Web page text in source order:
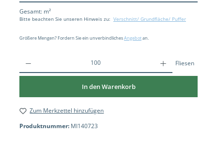
Gesamt: m²
Bitte beachten Sie unseren Hinweis zu: Verschnitt/ Grundfläche/ Puffer
Größere Mengen? Fordern Sie ein unverbindlichesAngebotan.
Fliesen
In den Warenkorb
Zum Merkzettel hinzufügen
Produktnummer: MI140723